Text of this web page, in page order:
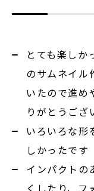
とても楽しか
のサムネイル
いたので進め
りがとうござ
いろいろな形
しかったです
インパクトの